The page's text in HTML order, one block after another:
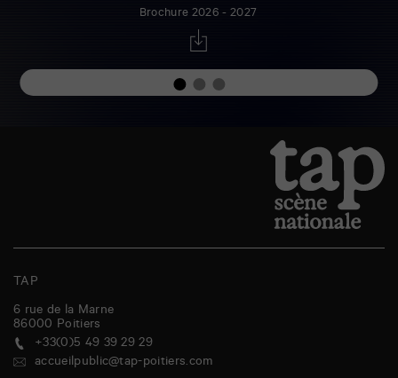
Brochure 2026 - 2027
TAP
6 rue de la Marne
86000 Poitiers
+33(0)5 49 39 29 29
accueilpublic@tap-poitiers.com